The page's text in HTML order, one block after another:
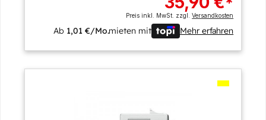
Preis inkl. MwSt. zzgl.Versandkosten
Ab 1,01 €/Mo.mieten mit Mehr erfahren